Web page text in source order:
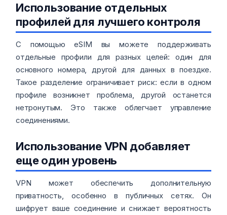
Использование отдельных
профилей для лучшего контроля
С помощью eSIM вы можете поддерживать
отдельные профили для разных целей: один для
основного номера, другой для данных в поездке.
Такое разделение ограничивает риск: если в одном
профиле возникнет проблема, другой останется
нетронутым. Это также облегчает управление
соединениями.
Использование VPN добавляет
еще один уровень
VPN может обеспечить дополнительную
приватность, особенно в публичных сетях. Он
шифрует ваше соединение и снижает вероятность